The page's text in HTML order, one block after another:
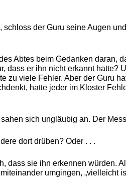
der Guru seine Augen
Abtes beim Gedanken daran,
dass er ihn nicht erkannt hatte?
zu viele Fehler. Aber der Guru
hatte jeder im Kloster
sich ungläubig an. Der
dort drüben? Oder . . .
dass sie ihn erkennen würden.
umgingen, „vielleicht